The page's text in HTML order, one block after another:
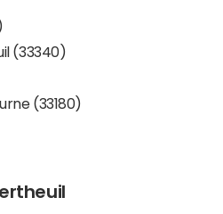
(33340)
(33180)